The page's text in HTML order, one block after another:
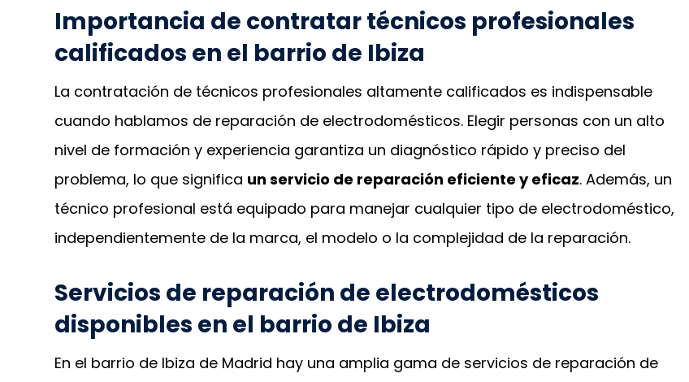
Importancia de contratar técnicos profesionales
calificados en el barrio de Ibiza
La contratación de técnicos profesionales altamente calificados es indispensable
cuando hablamos de reparación de electrodomésticos. Elegir personas con un alto
nivel de formación y experiencia garantiza un diagnóstico rápido y preciso del
problema, lo que significa un servicio de reparación eficiente y eficaz. Además, un
técnico profesional está equipado para manejar cualquier tipo de electrodoméstico,
independientemente de la marca, el modelo o la complejidad de la reparación.
Servicios de reparación de electrodomésticos
disponibles en el barrio de Ibiza
En el barrio de Ibiza de Madrid hay una amplia gama de servicios de reparación de